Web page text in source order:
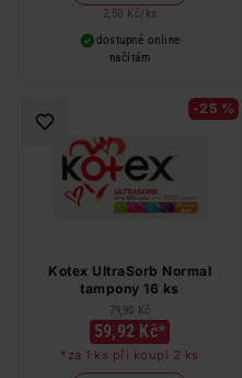
2,50 Kč/ ks
dostupné online
načítám
-25 %
Kotex UltraSorb Normal
tampony 16 ks
79,90 Kč
59,92 Kč*
*za 1 ks při koupi 2 ks